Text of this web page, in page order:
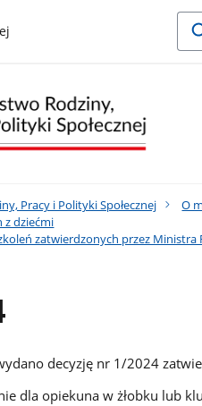
Pracy i Polityki Społecznej O
z dziećmi
zatwierdzonych przez Ministra
decyzję nr 1/2024
dla opiekuna w żłobku lub